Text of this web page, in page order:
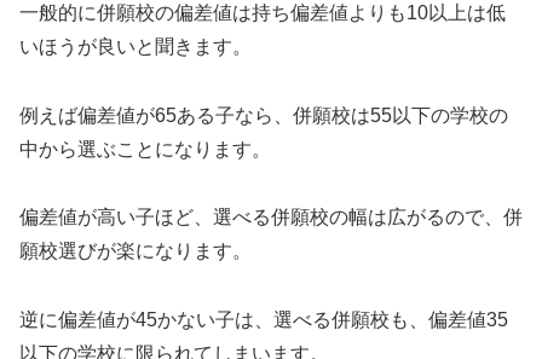
一般的に併願校の偏差値は持ち偏差値よりも10以上は低
いほうが良いと聞きます。
例えば偏差値が65ある子なら、併願校は55以下の学校の
中から選ぶことになります。
偏差値が高い子ほど、選べる併願校の幅は広がるので、併
願校選びが楽になります。
逆に偏差値が45かない子は、選べる併願校も、偏差値35
以下の学校に限られてしまいます。